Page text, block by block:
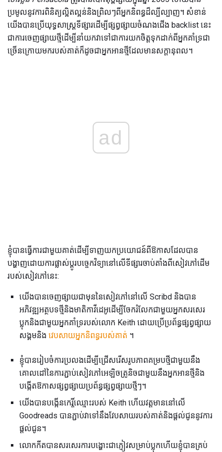
ប្រមូលនូវការពិនិត្យល្អិតល្អន់និងព្រិលៗពីអ្នកនិពន្ធដ៏ល្បីល្បាញ។ សំខាន់
យើងបានប្រើយុទ្ធសាស្រ្តទីផ្សារដើម្បីផ្សព្វផ្សាយចំណងជើង backlist នេះ
ជាការចេញផ្សាយថ្មីដើម្បីនាំយកវាទៅជាការយកចិត្តទុកដាក់ពីអ្នកគាំទ្រជា
ច្រើនក្រោយមករបស់គាត់ក៏ដូចជាអ្នកអានថ្មីដែលមានសក្តានុពល។
ad
ខ្ញុំបានធ្វើការជាមួយគាត់ដើម្បីទាញយកប្រយោជន៍ពីឱកាសដែលបាន
បង្ហាញដោយការផ្លាស់ប្តូរបច្ចេកវិទ្យានៅលើទីផ្សារចាប់តាំងពីសៀវភៅដើម
របស់សៀវភៅនេះ:
យើងបានចេញផ្សាយជាមុននៃសៀវភៅនៅលើ Scribd និងបាន
អភិវឌ្ឍអត្ថបទថ្មីនិងមាតិកាវីដេអូដើម្បីចែករំលែកជាមួយអ្នកសរសេរ
ប្លុកនិងជាមួយអ្នកគាំទ្ររបស់លោក Keith ដោយប្រើប្រព័ន្ធផ្សព្វផ្សាយ
សង្គមនិង វេបសាយអ្នកនិពន្ធរបស់គាត់ ។
ខ្ញុំបានរៀបចំការប្រលងដើម្បីជ្រើសរើសរូបភាពគម្របថ្មីជាមួយនឹង
គោលដៅនៃការភ្ជាប់សៀវភៅអេឡិចត្រូនិចជាមួយនឹងអ្នកអានថ្មីនិង
បង្កើតឱកាសផ្សព្វផ្សាយប្រព័ន្ធផ្សព្វផ្សាយថ្មីៗ។
យើងបានបង្កើនកេរ្តិ៍ឈ្មោះរបស់ Keith ហើយវត្តមាននៅលើ
Goodreads បានភ្ជាប់វាទៅនឹងវែបសាយរបស់គាត់និងផ្តល់ជូននូវការ
ផ្តល់ជូន។
លោកកីតបានសរសេរការបង្ហោះជាភ្ញៀវសម្រាប់ប្លុកហើយខ្ញុំបានគ្រប់